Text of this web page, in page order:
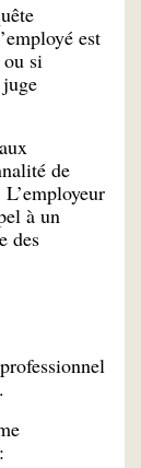
est
ou si
de
à un
des